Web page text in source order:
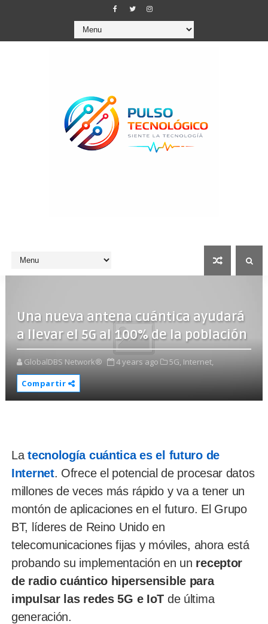
Una nueva antena cuántica ayudará
a llevar el 5G al 100% de la población
GlobalDBS Network® 4 years ago 5G, Internet,
Compartir
Latecnología cuántica es el futuro de
Internet. Ofrece el potencial de procesar datos
millones de veces más rápido y va a tener un
montón de aplicaciones en el futuro. El Grupo
BT, líderes de Reino Unido en
telecomunicaciones fijas y móviles, ahora está
probando su implementación en un receptor
de radio cuántico hipersensible para
impulsar las redes 5G e IoT de última
generación.